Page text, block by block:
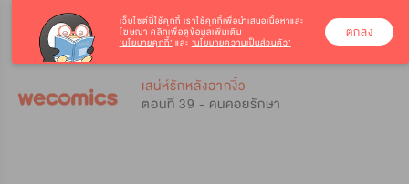
เสน่ห์รักหลังฉากงิ้ว
ตอนที่ 39 - คนคอยรักษา
เว็บไซต์นี้ใช้คุกกี้ เราใช้คุกกี้เพื่อนำเสนอเนื้อหาและ
โฆษณา คลิกเพื่อดูข้อมูลเพิ่มเติม
‘นโยบายคุกกี้’ และ ‘นโยบายความเป็นส่วนตัว’
ตกลง